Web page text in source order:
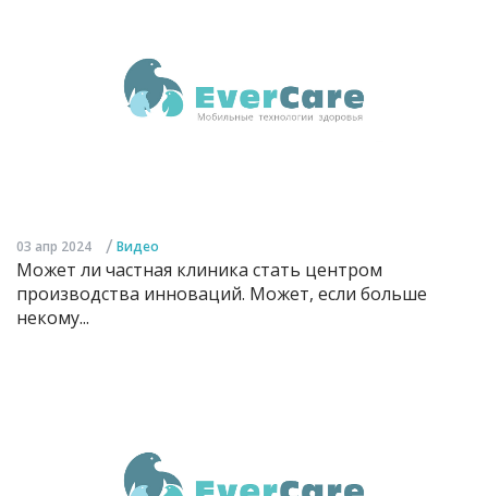
03 апр 2024 / Видео
Может ли частная клиника стать центром
производства инноваций. Может, если больше
некому...